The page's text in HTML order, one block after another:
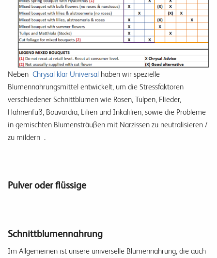
Neben Chrysal klar Universal haben wir spezielle
Blumennahrungsmittel entwickelt, um die Stressfaktoren
verschiedener Schnittblumen wie Rosen, Tulpen, Flieder,
Hahnenfuß, Bouvardia, Lilien und Inkalilien, sowie die Probleme
in gemischten Blumensträußen mit Narzissen zu neutralisieren /
zu mildern .
Pulver oderflüssige
Schnittblumennahrung
Im Allgemeinen ist unsere universelle Blumennahrung, die auch